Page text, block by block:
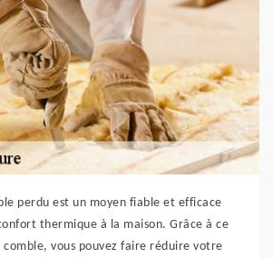
perdu est un moyen fiable et efficace
thermique à la maison. Grâce à ce
comble, vous pouvez faire réduire votre